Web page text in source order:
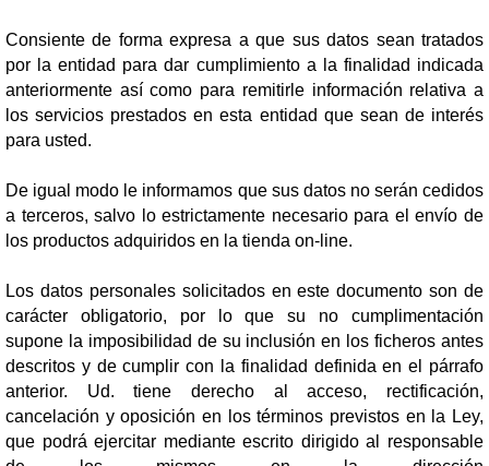
Consiente de forma expresa a que sus datos sean tratados
por la entidad para dar cumplimiento a la finalidad indicada
anteriormente así como para remitirle información relativa a
los servicios prestados en esta entidad que sean de interés
para usted.
De igual modo le informamos que sus datos no serán cedidos
a terceros, salvo lo estrictamente necesario para el envío de
los productos adquiridos en la tienda on-line.
Los datos personales solicitados en este documento son de
carácter obligatorio, por lo que su no cumplimentación
supone la imposibilidad de su inclusión en los ficheros antes
descritos y de cumplir con la finalidad definida en el párrafo
anterior. Ud. tiene derecho al acceso, rectificación,
cancelación y oposición en los términos previstos en la Ley,
que podrá ejercitar mediante escrito dirigido al responsable